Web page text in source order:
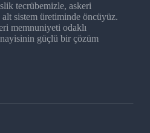
tecrübemizle, askeri
sistem üretiminde öncüyüz.
memnuniyeti odaklı
güçlü bir çözüm